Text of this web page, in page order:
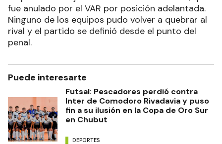
fue anulado por el VAR por posición adelantada.
Ninguno de los equipos pudo volver a quebrar al
rival y el partido se definió desde el punto del
penal.
Puede interesarte
Futsal: Pescadores perdió contra
Inter de Comodoro Rivadavia y puso
fin a su ilusión en la Copa de Oro Sur
en Chubut
DEPORTES